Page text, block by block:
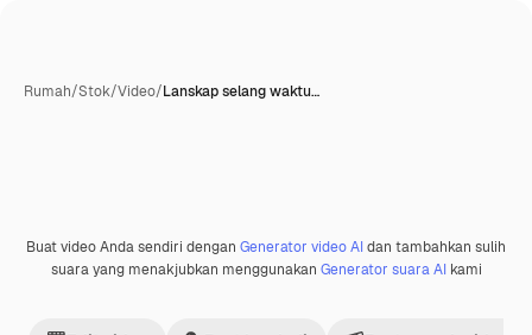
Rumah/Stok/Video/Lanskap selang waktu…
Premium
Buat video Anda sendiri dengan Generator video AIdan tambahkan sulih
suara yang menakjubkan menggunakan Generator suara AIkami